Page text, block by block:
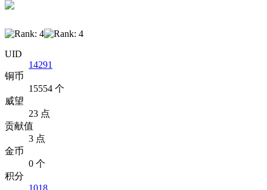
UID
14291
铜币
15554 个
威望
23 点
贡献值
3 点
金币
0 个
积分
1018